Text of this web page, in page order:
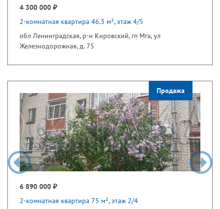
4 300 000 ₽
2-комнатная квартира 46.3 м², этаж 4/5
обл Ленинградская, р-н Кировский, гп Мга, ул
Железнодорожная, д. 75
Продажа
6 890 000 ₽
2-комнатная квартира 75 м², этаж 2/4